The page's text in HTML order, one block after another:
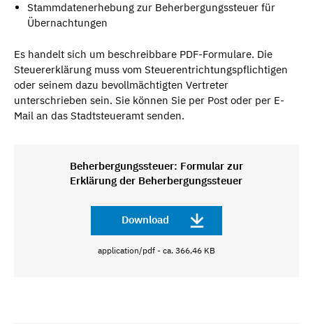
Stammdatenerhebung zur Beherbergungssteuer für
Übernachtungen
Es handelt sich um beschreibbare PDF-Formulare. Die
Steuererklärung muss vom Steuerentrichtungspflichtigen
oder seinem dazu bevollmächtigten Vertreter
unterschrieben sein. Sie können Sie per Post oder per E-
Mail an das Stadtsteueramt senden.
Beherbergungssteuer: Formular zur
Erklärung der Beherbergungssteuer
Download
application/pdf - ca. 366,46 KB